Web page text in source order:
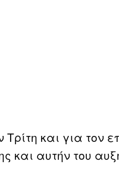
και για τον
και αυτήν του